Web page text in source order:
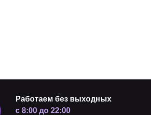
Работаем без выходных
с 8:00 до 22:00